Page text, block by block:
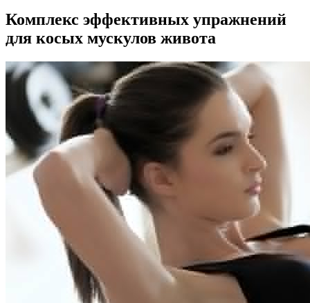
Комплекс эффективных упражнений
для косых мускулов живота